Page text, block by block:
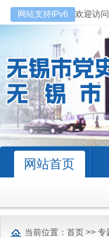
网站支持IPv6 欢迎访
网站首页
当前位置： 首页 >> 专